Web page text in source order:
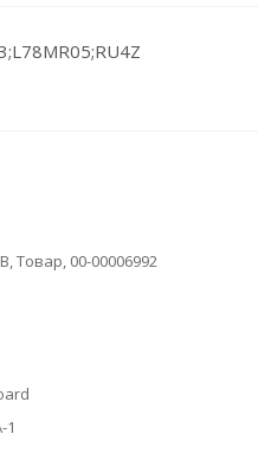
Товар, 00-00006992
1